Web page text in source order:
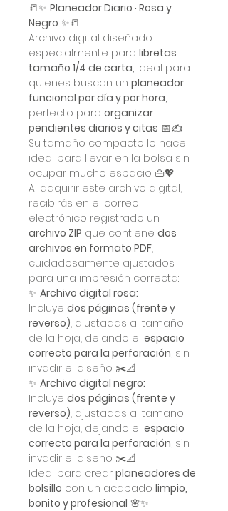
📒✨ Planeador Diario · Rosa y
Negro ✨📒
Archivo digital diseñado
especialmente para libretas
tamaño 1/4 de carta, ideal para
quienes buscan un planeador
funcional por día y por hora,
perfecto para organizar
pendientes diarios y citas 📅✍️
Su tamaño compacto lo hace
ideal para llevar en la bolsa sin
ocupar mucho espacio 👜💖
Al adquirir este archivo digital,
recibirás en el correo
electrónico registrado un
archivo ZIP que contiene dos
archivos en formato PDF,
cuidadosamente ajustados
para una impresión correcta:
✨ Archivo digital rosa:
Incluye dos páginas (frente y
reverso), ajustadas al tamaño
de la hoja, dejando el espacio
correcto para la perforación, sin
invadir el diseño ✂️📐
✨ Archivo digital negro:
Incluye dos páginas (frente y
reverso), ajustadas al tamaño
de la hoja, dejando el espacio
correcto para la perforación, sin
invadir el diseño ✂️📐
Ideal para crear planeadores de
bolsillo con un acabado limpio,
bonito y profesional 🌸✨